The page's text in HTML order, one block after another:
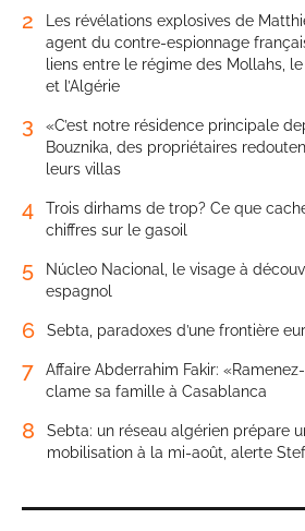
2
Les révélations explosives de
agent du contre-espionnage
liens entre le régime des Mollahs,
et l’Algérie
3
«C’est notre résidence principale
Bouznika, des propriétaires
leurs villas
4
Trois dirhams de trop? Ce que
chiffres sur le gasoil
5
Núcleo Nacional, le visage à
espagnol
6 Sebta, paradoxes d’une frontière
7
Affaire Abderrahim Fakir:
clame sa famille à Casablanca
8
Sebta: un réseau algérien prépare
mobilisation à la mi-août, alerte